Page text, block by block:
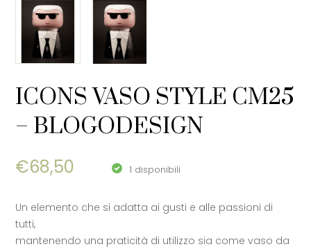
ICONS VASO STYLE CM25
– BLOGODESIGN
€68,50 1 disponibili
Un elemento che si adatta ai gusti e alle passioni di
tutti,
mantenendo una praticità di utilizzo sia come vaso da